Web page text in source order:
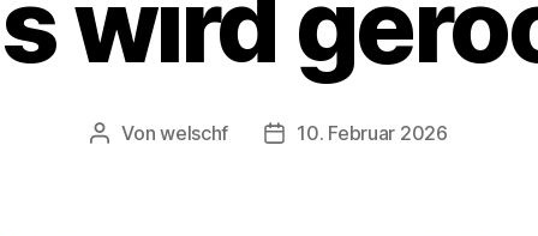
wird
Beitragsautor
Vonwelschf Veröffentlichungsdatum
10. Februar 2026